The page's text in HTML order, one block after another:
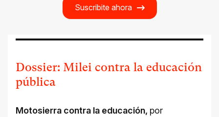
Suscribite ahora
Dossier: Milei contra la educación
pública
Motosierra contra la educación, por